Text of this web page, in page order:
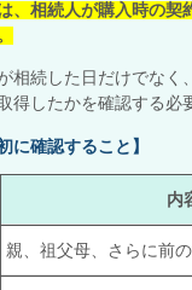
、相続人が購入時の契
相続した日だけでなく
得したかを確認する必
に確認すること】
内
親、祖父母、さらに前